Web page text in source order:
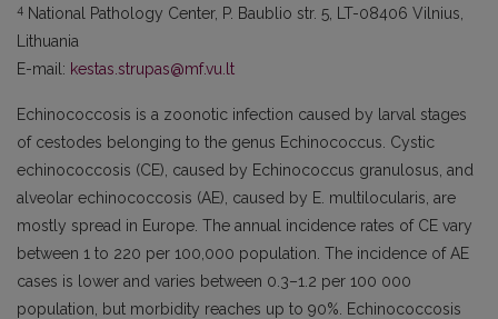
4 National Pathology Center, P. Baublio str. 5, LT-08406 Vilnius,
Lithuania
E-mail: kestas.strupas@mf.vu.lt
Echinococcosis is a zoonotic infection caused by larval stages
of cestodes belonging to the genus Echinococcus. Cystic
echinococcosis (CE), caused by Echinococcus granulosus, and
alveolar echinococcosis (AE), caused by E. multilocularis, are
mostly spread in Europe. The annual incidence rates of CE vary
between 1 to 220 per 100,000 population. The incidence of AE
cases is lower and varies between 0.3–1.2 per 100 000
population, but morbidity reaches up to 90%. Echinococcosis